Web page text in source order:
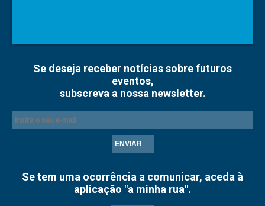
Se deseja receber notícias sobre futuros
eventos,
subscreva a nossa newsletter.
ENVIAR
Se tem uma ocorrência a comunicar, aceda à
aplicação "a minha rua".